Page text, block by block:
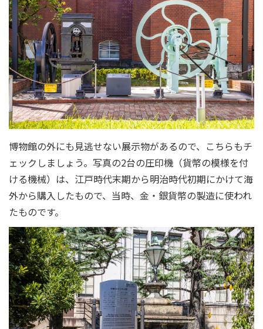
博物館の外にも見逃せない展示物があるので、こちらもチ
ェックしましょう。写真の2台の圧印機（貨幣の模様を付
ける機械）は、江戸時代末期から明治時代初期にかけて海
外から購入したもので、当時、金・銀貨幣の製造に使われ
たものです。